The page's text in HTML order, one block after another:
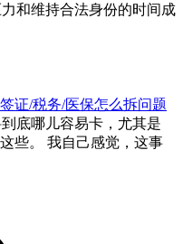
和维持合法身份的时间成
证/税务/医保怎么拆问题
底哪儿容易卡，尤其是
些。 我自己感觉，这事